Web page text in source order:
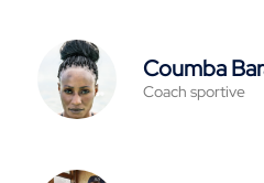
Coumba
Coach sportive